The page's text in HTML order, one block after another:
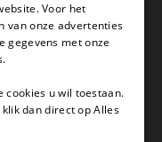
Voor het
van onze advertenties
gegevens met onze
cookies u wil toestaan.
dan direct op Alles